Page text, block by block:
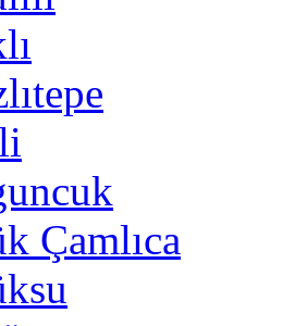
Çamlıca